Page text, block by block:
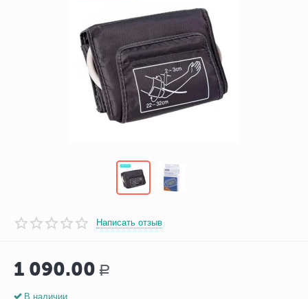
Написать отзыв
1 090.00 Р
В наличии